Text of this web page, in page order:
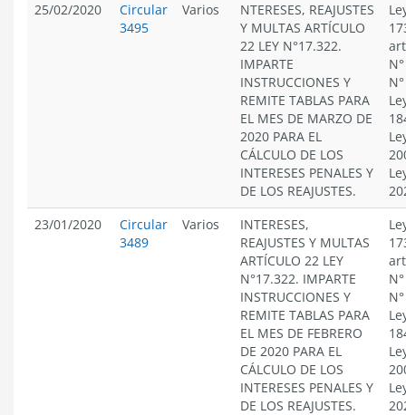
25/02/2020
Circular
3495
Varios
NTERESES, REAJUSTES
Y MULTAS ARTÍCULO
22 LEY N°17.322.
IMPARTE
INSTRUCCIONES Y
REMITE TABLAS PARA
EL MES DE MARZO DE
2020 PARA EL
CÁLCULO DE LOS
INTERESES PENALES Y
DE LOS REAJUSTES.
23/01/2020
Circular
3489
Varios
INTERESES,
REAJUSTES Y MULTAS
ARTÍCULO 22 LEY
N°17.322. IMPARTE
INSTRUCCIONES Y
REMITE TABLAS PARA
EL MES DE FEBRERO
DE 2020 PARA EL
CÁLCULO DE LOS
INTERESES PENALES Y
DE LOS REAJUSTES.